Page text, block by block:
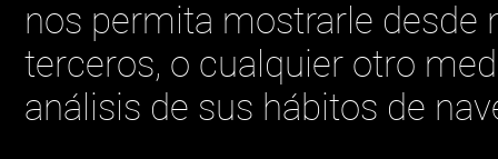
nos permita mostrarle desde
terceros, o cualquier otro
análisis de sus hábitos de